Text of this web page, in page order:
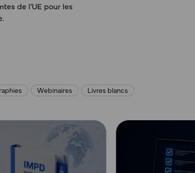
de l'UE pour les
Webinaires Livres blancs